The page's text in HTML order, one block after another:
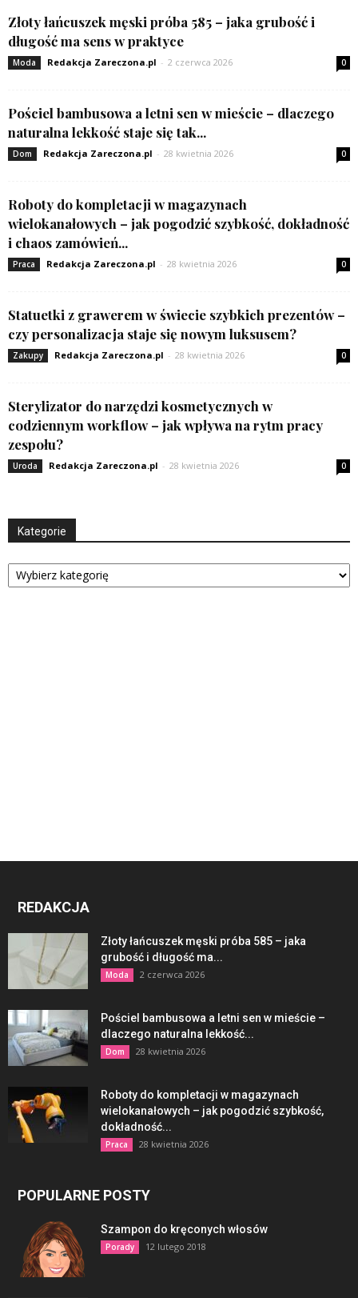
Złoty łańcuszek męski próba 585 – jaka grubość i
długość ma sens w praktyce
Moda Redakcja Zareczona.pl - 2 czerwca 2026 0
Pościel bambusowa a letni sen w mieście – dlaczego
naturalna lekkość staje się tak...
Dom Redakcja Zareczona.pl - 28 kwietnia 2026 0
Roboty do kompletacji w magazynach
wielokanałowych – jak pogodzić szybkość, dokładność
i chaos zamówień...
Praca Redakcja Zareczona.pl - 28 kwietnia 2026 0
Statuetki z grawerem w świecie szybkich prezentów –
czy personalizacja staje się nowym luksusem?
Zakupy Redakcja Zareczona.pl - 28 kwietnia 2026 0
Sterylizator do narzędzi kosmetycznych w
codziennym workflow – jak wpływa na rytm pracy
zespołu?
Uroda Redakcja Zareczona.pl - 28 kwietnia 2026 0
Kategorie
Kategorie
REDAKCJA
Złoty łańcuszek męski próba 585 – jaka
grubość i długość ma...
Moda 2 czerwca 2026
Pościel bambusowa a letni sen w mieście –
dlaczego naturalna lekkość...
Dom 28 kwietnia 2026
Roboty do kompletacji w magazynach
wielokanałowych – jak pogodzić szybkość,
dokładność...
Praca 28 kwietnia 2026
POPULARNE POSTY
Szampon do kręconych włosów
Porady 12 lutego 2018